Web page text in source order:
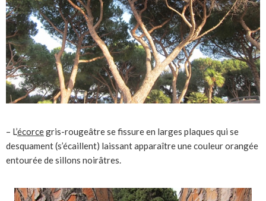
– L’écorcegris-rougeâtre se fissure en larges plaques qui se
desquament (s’écaillent) laissant apparaître une couleur orangée
entourée de sillons noirâtres.